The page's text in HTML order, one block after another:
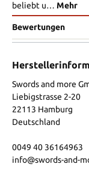
beliebt u… Mehr
Bewertungen
Swords and more
Liebigstrasse 2-20
22113 Hamburg
Deutschland
0049 40 36164963
info@swords-and-